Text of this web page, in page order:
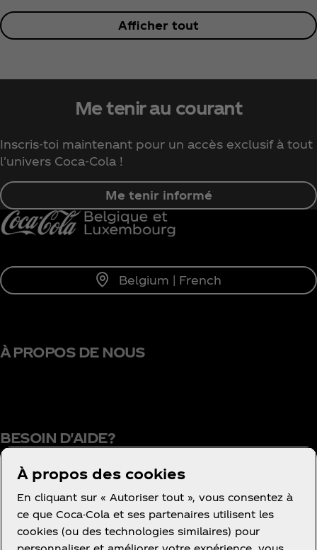
Afficher tout
Me tenir au courant
Inscris-toi maintenant pour un accès exclusif à tout
l'univers Coca‑Cola !
Me tenir informé
Belgium | French
À PROPOS DE NOUS
BESOIN D'AIDE?
Conditions d’utilisation
Concurrence
À propos des cookies
En cliquant sur « Autoriser tout », vous consentez à
ce que Coca-Cola et ses partenaires utilisent les
cookies (ou des technologies similaires) pour